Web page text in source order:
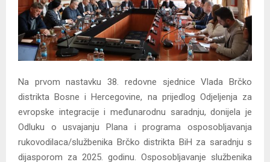
Na prvom nastavku 38. redovne sjednice Vlada Brčko
distrikta Bosne i Hercegovine, na prijedlog Odjeljenja za
evropske integracije i međunarodnu saradnju, donijela je
Odluku o usvajanju Plana i programa osposobljavanja
rukovodilaca/službenika Brčko distrikta BiH za saradnju s
dijasporom za 2025. godinu. Osposobljavanje službenika